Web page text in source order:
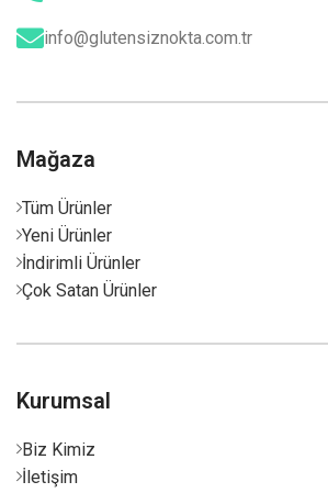
info@glutensiznokta.com.tr
Mağaza
Tüm Ürünler
Yeni Ürünler
İndirimli Ürünler
Çok Satan Ürünler
Kurumsal
Biz Kimiz
İletişim